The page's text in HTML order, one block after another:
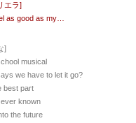
エラ]
as good as my…
]
musical
we have to let it go?
best part
ever known
the future